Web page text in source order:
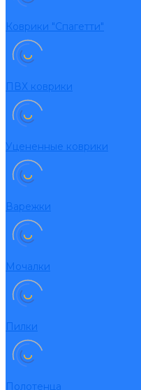
Коврики "Спагетти"
ПВХ коврики
Уцененные коврики
Варежки
Мочалки
Пилки
Полотенца